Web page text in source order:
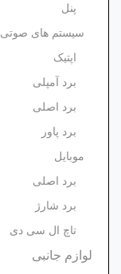
پنل
سیستم های صوتی
اپتیک
برد آمپلی
برد اصلی
برد پاور
موبایل
برد اصلی
برد شارژ
تاچ ال سی دی
لوازم جانبی